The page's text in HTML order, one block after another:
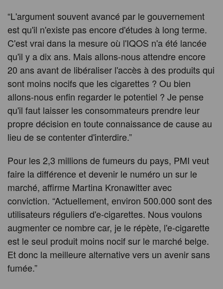
“L'argument souvent avancé par le gouvernement
est qu'il n'existe pas encore d'études à long terme.
C'est vrai dans la mesure où l'IQOS n'a été lancée
qu'il y a dix ans. Mais allons-nous attendre encore
20 ans avant de libéraliser l'accès à des produits qui
sont moins nocifs que les cigarettes ? Ou bien
allons-nous enfin regarder le potentiel ? Je pense
qu'il faut laisser les consommateurs prendre leur
propre décision en toute connaissance de cause au
lieu de se contenter d'interdire.”
Pour les 2,3 millions de fumeurs du pays, PMI veut
faire la différence et devenir le numéro un sur le
marché, affirme Martina Kronawitter avec
conviction. “Actuellement, environ 500.000 sont des
utilisateurs réguliers d'e-cigarettes. Nous voulons
augmenter ce nombre car, je le répète, l'e-cigarette
est le seul produit moins nocif sur le marché belge.
Et donc la meilleure alternative vers un avenir sans
fumée.”